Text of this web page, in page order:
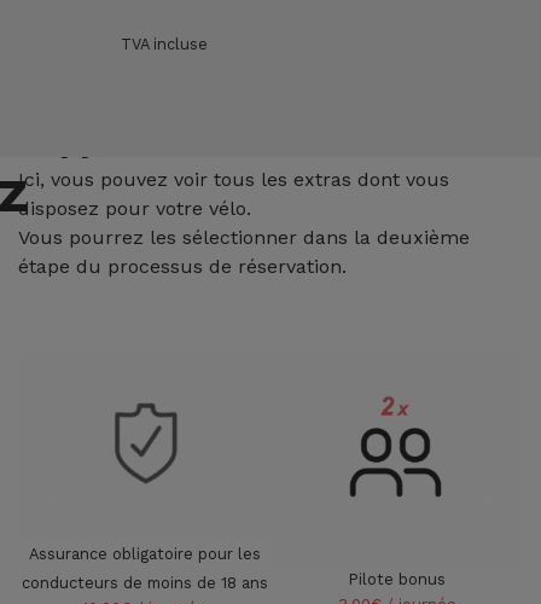
TVA incluse
Ici, vous pouvez voir tous les extras dont vous
disposez pour votre vélo.
Vous pourrez les sélectionner dans la deuxième
étape du processus de réservation.
Assurance obligatoire pour les
conducteurs de moins de 18 ans
Pilote bonus